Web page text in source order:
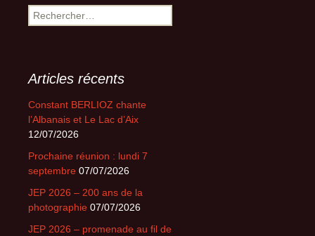
Rechercher :
Articles récents
Constant BERLIOZ chante
l’Albanais et Le Lac d’Aix
12/07/2026
Prochaine réunion : lundi 7
septembre 07/07/2026
JEP 2026 – 200 ans de la
photographie 07/07/2026
JEP 2026 – promenade au fil de